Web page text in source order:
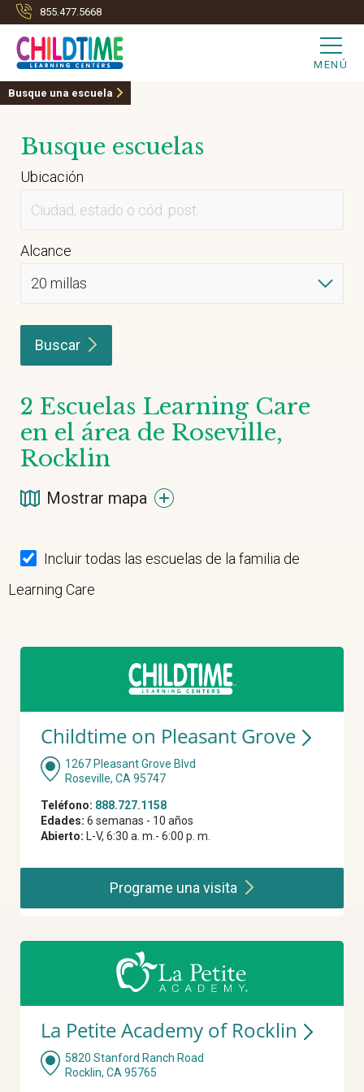
855.477.5668
MENÚ
Busque una escuela
Busque escuelas
Ubicación
Alcance
Buscar
2 Escuelas Learning Care
en el área de Roseville,
Rocklin
Mostrar mapa
Incluir todas las escuelas de la familia de
Learning Care
Childtime on Pleasant Grove
1267 Pleasant Grove Blvd
Roseville, CA 95747
Teléfono: 888.727.1158
Edades: 6 semanas - 10 años
Abierto: L-V, 6:30 a. m.- 6:00 p. m.
Programe unavisita
La Petite Academy of Rocklin
5820 Stanford Ranch Road
Rocklin, CA 95765